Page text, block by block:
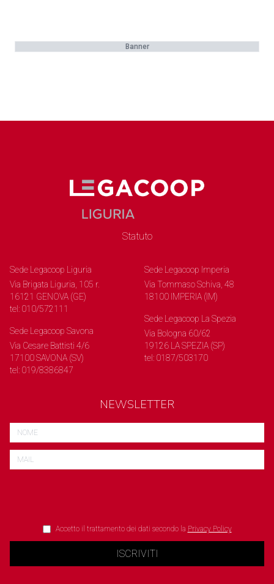
Banner
Statuto
Sede Legacoop Liguria
Via Brigata Liguria, 105 r.
16121 GENOVA (GE)
tel: 010/572111
Sede Legacoop Savona
Via Cesare Battisti 4/6
17100 SAVONA (SV)
tel: 019/8386847
Sede Legacoop Imperia
Via Tommaso Schiva, 48
18100 IMPERIA (IM)
Sede Legacoop La Spezia
Via Bologna 60/62
19126 LA SPEZIA (SP)
tel: 0187/503170
NEWSLETTER
Accetto il trattamento dei dati secondo la Privacy Policy
ISCRIVITI